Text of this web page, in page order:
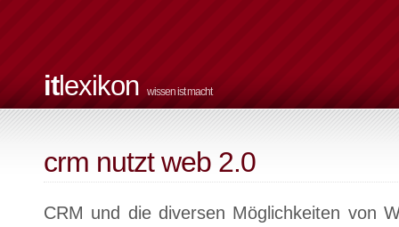
itlexikon wissen ist macht
crm nutzt web 2.0
CRM und die diversen Möglichkeiten von